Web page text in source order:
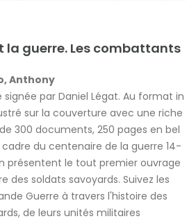
la guerre. Les combattants
Anthony
par Daniel Légat. Au format in
sur la couverture avec une riche
300 documents, 250 pages en bel
du centenaire de la guerre 14-
présentent le tout premier ouvrage
des soldats savoyards. Suivez les
Guerre à travers l'histoire des
de leurs unités militaires